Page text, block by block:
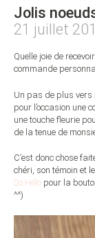
Jolis
21 juillet
Quelle joie de
commande
Un pas de plus vers
pour l’occasion une
une touche fleurie
de la tenue de
C’est donc chose
chéri, son témoin et
So Hélo pour la
^^)